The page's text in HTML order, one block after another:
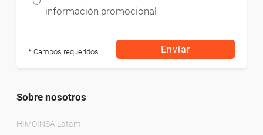
información promocional
* Campos requeridos Enviar
Sobre nosotros
HIMOINSA Latam